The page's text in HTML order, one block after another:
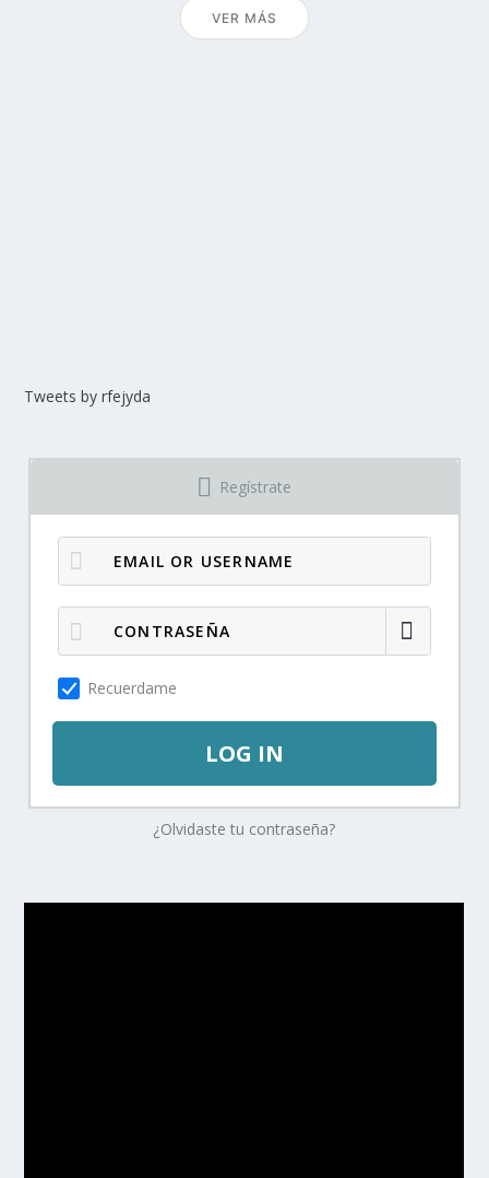
VER MÁS
Tweets by rfejyda
Regístrate
Recuerdame
LOG IN
¿Olvidaste tu contraseña?